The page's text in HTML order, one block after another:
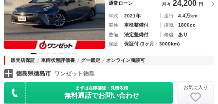
通常ローン 月々 24,200 円
年式 2021年 走行
4.4万km
車検
車検整備付 排気
1800cc
整備
法定整備付 修復
あり
保証
保証付 (3ヶ月・3000km)
販売店保証 車両状態評価書 グー鑑定 オンライン商談可
徳島県徳島市 ワンゼット徳島
まずは在庫確認・見積依頼
無料通話でお問い合わせ
お気に入り